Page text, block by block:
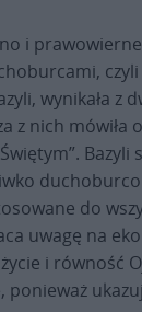
i
wynikała z
nich mówiła
do
uwagę na
i równość